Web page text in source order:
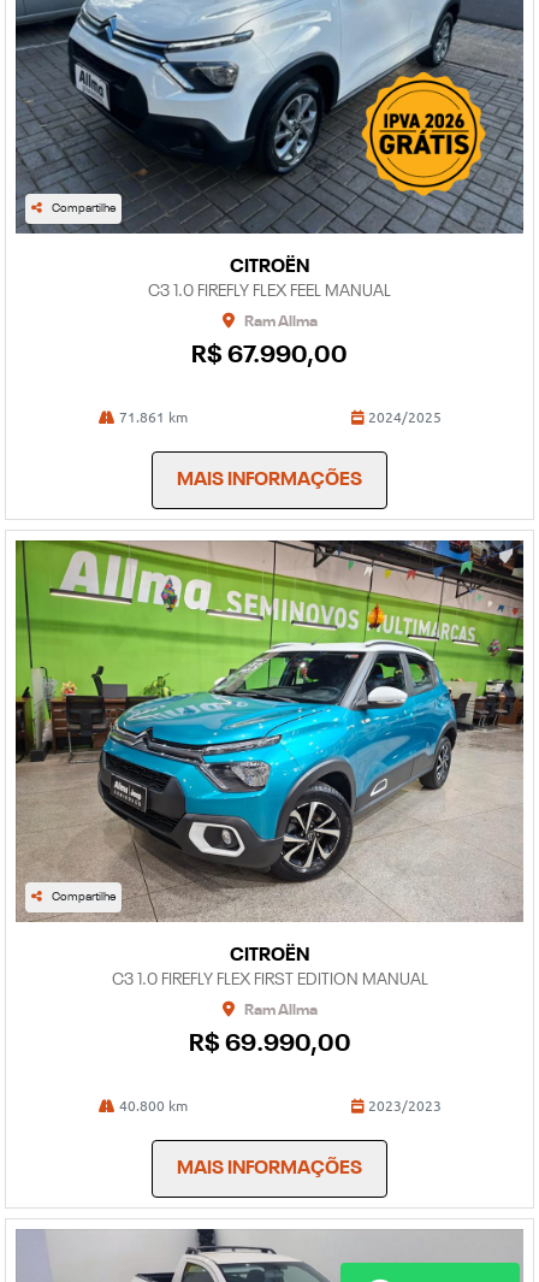
Compartilhe
CITROËN
C3 1.0 FIREFLY FLEX FEEL MANUAL
Ram Allma
R$ 67.990,00
71.861 km 2024/2025
MAIS INFORMAÇÕES
Compartilhe
CITROËN
C3 1.0 FIREFLY FLEX FIRST EDITION MANUAL
Ram Allma
R$ 69.990,00
40.800 km 2023/2023
MAIS INFORMAÇÕES